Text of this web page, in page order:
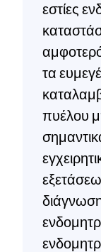
εστίες
τα
πυέλου